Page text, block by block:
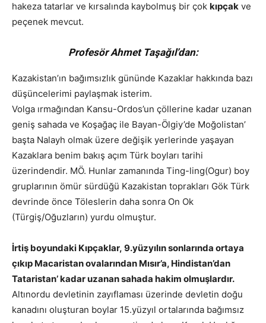
hakeza tatarlar ve kırsalında kaybolmuş bir çok kıpçak ve
peçenek mevcut.
Profesör Ahmet Taşağıl’dan:
Kazakistan’ın bağımsızlık gününde Kazaklar hakkında bazı
düşüncelerimi paylaşmak isterim.
Volga ırmağından Kansu-Ordos’un çöllerine kadar uzanan
geniş sahada ve Koşağaç ile Bayan-Ölgiy’de Moğolistan’
başta Nalayh olmak üzere değişik yerlerinde yaşayan
Kazaklara benim bakış açım Türk boyları tarihi
üzerindendir. MÖ. Hunlar zamanında Ting-ling(Ogur) boy
gruplarının ömür sürdüğü Kazakistan toprakları Gök Türk
devrinde önce Töleslerin daha sonra On Ok
(Türgiş/Oğuzların) yurdu olmuştur.
İrtiş boyundaki Kıpçaklar, 9.yüzyılın sonlarında ortaya
çıkıp Macaristan ovalarından Mısır’a, Hindistan’dan
Tataristan’ kadar uzanan sahada hakim olmuşlardır.
Altınordu devletinin zayıflaması üzerinde devletin doğu
kanadını oluşturan boylar 15.yüzyıl ortalarında bağımsız